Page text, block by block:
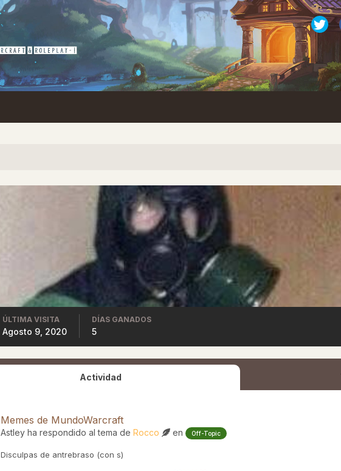
ÚLTIMA VISITA
Agosto 9, 2020
DÍAS GANADOS
5
Actividad
Memes de MundoWarcraft
Astley ha respondido al tema de Rocco en Off-Topic
Disculpas de antrebraso (con s)